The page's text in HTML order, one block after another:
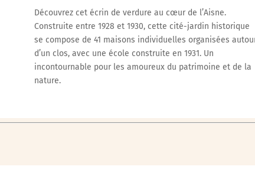
Découvrez cet écrin de verdure au cœur de l’Aisne.
Construite entre 1928 et 1930, cette cité-jardin historique
se compose de 41 maisons individuelles organisées
d’un clos, avec une école construite en 1931. Un
incontournable pour les amoureux du patrimoine et de la
nature.